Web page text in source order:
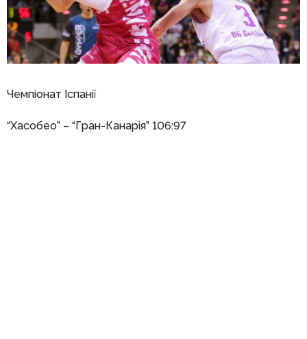
Чемпіонат Іспанії
“Хасобео” – “Гран-Канарія” 106:97